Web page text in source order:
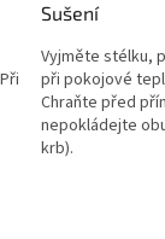
Sušení
Vyjměte stélku,
při pokojové
Chraňte před
nepokládejte
krb).